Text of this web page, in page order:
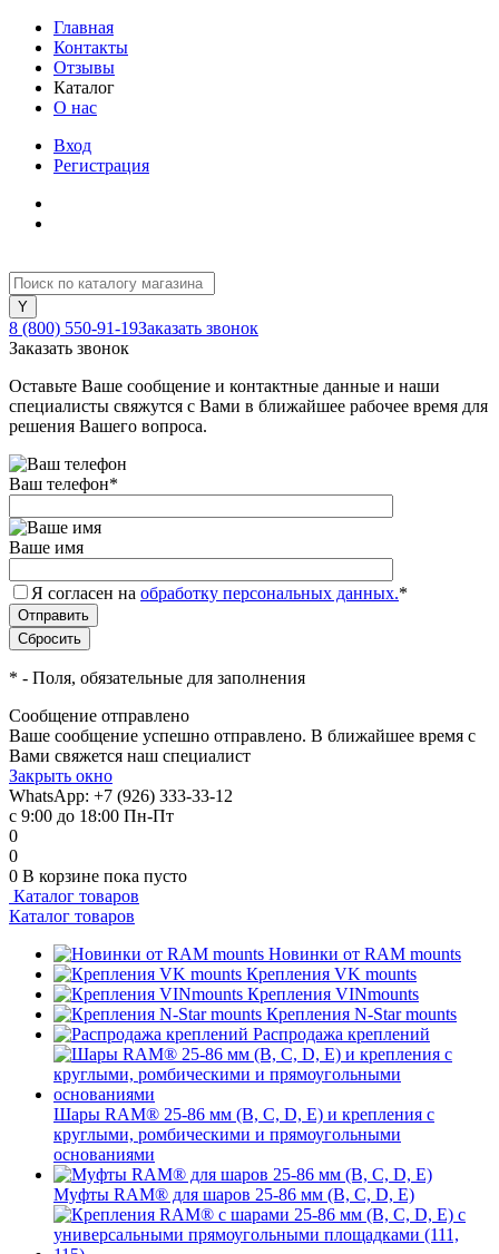
Главная
Контакты
Отзывы
Каталог
О нас
Вход
Регистрация
8 (800) 550-91-19Заказать звонок
Заказать звонок
Оставьте Ваше сообщение и контактные данные и наши
специалисты свяжутся с Вами в ближайшее рабочее время для
решения Вашего вопроса.
Ваш телефон*
Ваше имя
Я согласен на обработку персональных данных.*
* - Поля, обязательные для заполнения
Сообщение отправлено
Ваше сообщение успешно отправлено. В ближайшее время с
Вами свяжется наш специалист
Закрыть окно
WhatsApp: +7 (926) 333-33-12
с 9:00 до 18:00 Пн-Пт
0
0
0 В корзине пока пусто
Каталог товаров
Каталог товаров
Новинки от RAM mounts
Крепления VK mounts
Крепления VINmounts
Крепления N-Star mounts
Распродажа креплений
Шары RAM® 25-86 мм (B, C, D, E) и крепления с
круглыми, ромбическими и прямоугольными
основаниями
Муфты RAM® для шаров 25-86 мм (B, C, D, E)